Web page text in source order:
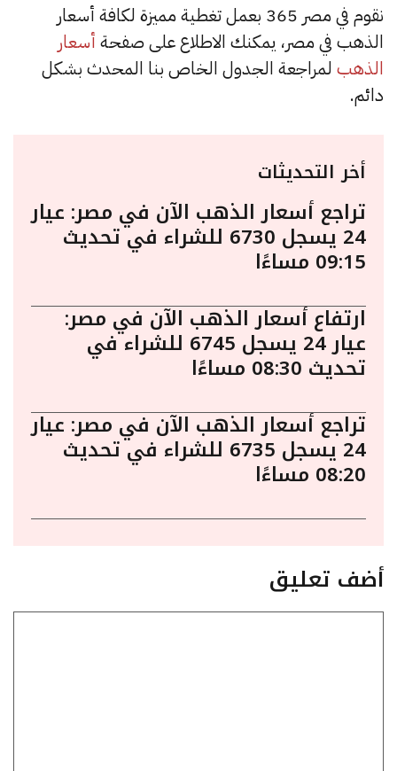
نقوم في مصر 365 بعمل تغطية مميزة لكافة أسعار
الذهب في مصر، يمكنك الاطلاع على صفحة أسعار
الذهب لمراجعة الجدول الخاص بنا المحدث بشكل
دائم.
أخر التحديثات
تراجع أسعار الذهب الآن في مصر: عيار
24 يسجل 6730 للشراء في تحديث
09:15 مساءًا
ارتفاع أسعار الذهب الآن في مصر:
عيار 24 يسجل 6745 للشراء في
تحديث 08:30 مساءًا
تراجع أسعار الذهب الآن في مصر: عيار
24 يسجل 6735 للشراء في تحديث
08:20 مساءًا
أضف تعليق